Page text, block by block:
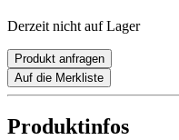
Derzeit nicht auf Lager
Produkt anfragen
Auf die Merkliste
Produktinfos